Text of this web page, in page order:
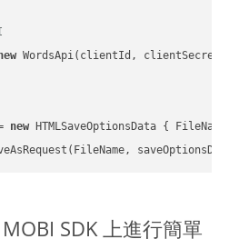
WordsApi(clientId, clientSecret);
new HTMLSaveOptionsData { FileName
SDK 上進行簡單